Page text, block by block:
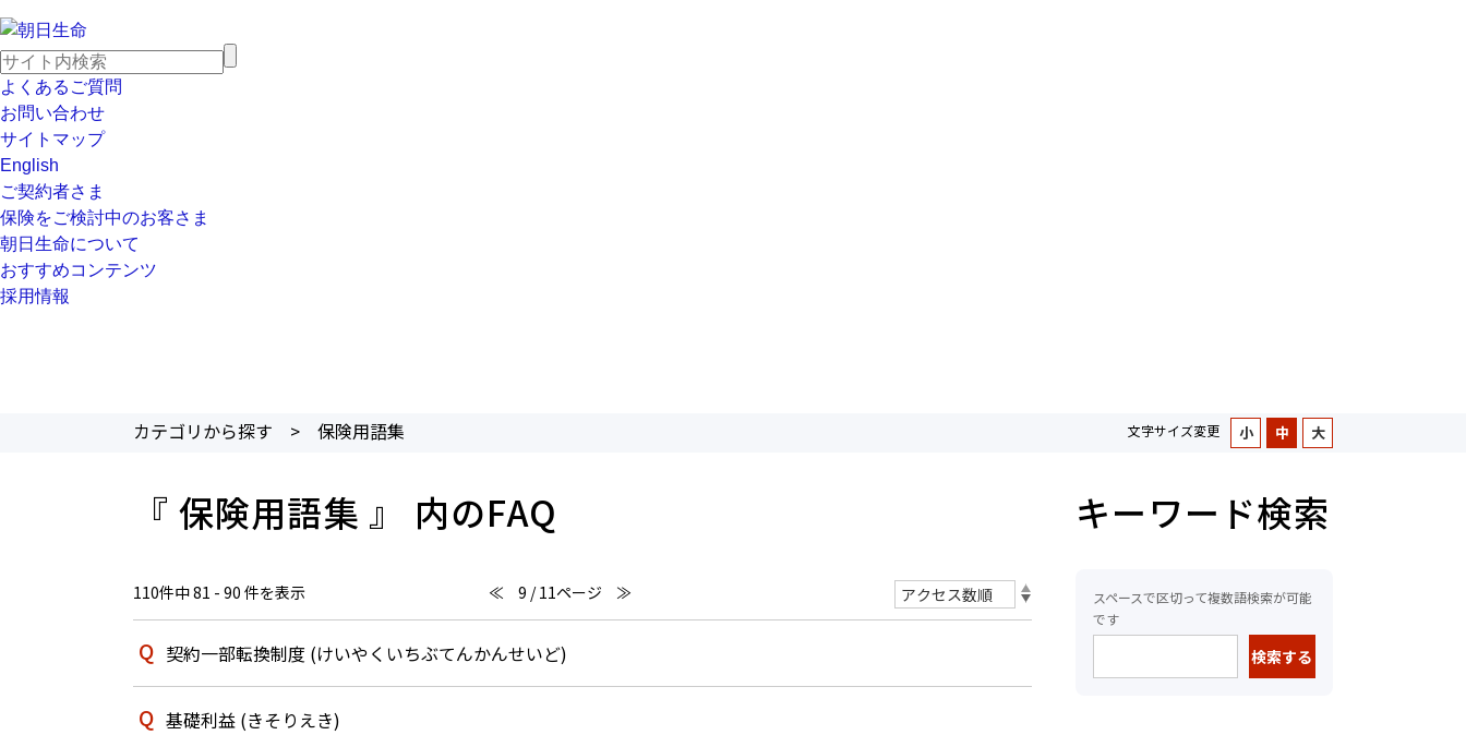
よくあるご質問
お問い合わせ
サイトマップ
English
ご契約者さま
保険をご検討中のお客さま
朝日生命について
おすすめコンテンツ
採用情報
文字サイズ変更
カテゴリから探す > 保険用語集
キーワード検索
スペースで区切って複数語検索が可能
です
『 保険用語集 』 内のFAQ
110件中 81 - 90 件を表示 ≪ 9 / 11ページ ≫
契約一部転換制度 (けいやくいちぶてんかんせいど)
基礎利益 (きそりえき)